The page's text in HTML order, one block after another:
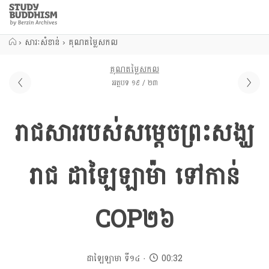
Close
Study
Buddhism
Home
› សារៈសំខាន់ › គុណតម្លៃសកល
គុណតម្លៃសកល
អត្ថបទ ១៩ / ២៣
រាជសាររបស់សម្តេចព្រះសង្ឃ
រាជ ដាឡៃឡាម៉ា ទៅកាន់
COP២៦
ដាឡៃឡាមា ទី១៤ 00:32